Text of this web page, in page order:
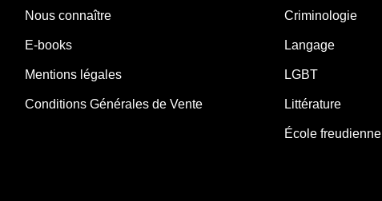
Nous connaître
E-books
Mentions légales
Conditions Générales de Vente
Criminologie
Langage
LGBT
Littérature
École freudienne